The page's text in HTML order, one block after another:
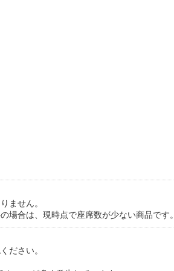
ません。
場合は、現時点で座席数が少ない商品です。
ださい。